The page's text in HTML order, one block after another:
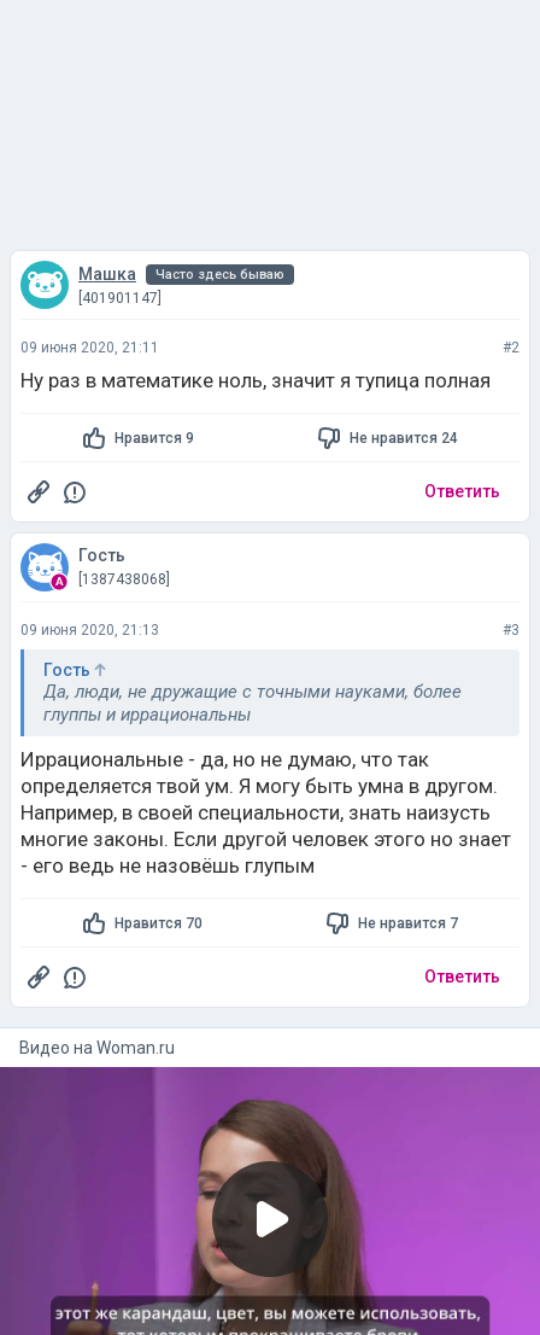
Машка Часто здесь бываю
[401901147]
09 июня 2020, 21:11 #2
Ну раз в математике ноль, значит я тупица полная
Нравится 9 Не нравится 24
Ответить
Гость
[1387438068]
09 июня 2020, 21:13 #3
Гость
Да, люди, не дружащие с точными науками, более
глуппы и иррациональны
Иррациональные - да, но не думаю, что так
определяется твой ум. Я могу быть умна в другом.
Например, в своей специальности, знать наизусть
многие законы. Если другой человек этого но знает
- его ведь не назовёшь глупым
Нравится 70 Не нравится 7
Ответить
Видео на woman.ru